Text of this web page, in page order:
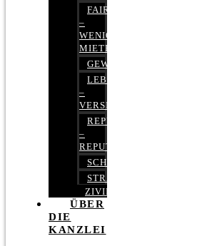
FAIRMIETEN
–
WENIGER
MIETE
GEWERBERECHT
LEBENSVERSICHERUNG
–
VERSICHERUNGSRECHT
REPUTATIONSRECHT
–
REPUTATIONSMANAGEMENT
SCHUFARECHT
STRAFRECHT
ZIVILRECHT
ÜBER
DIE
KANZLEI